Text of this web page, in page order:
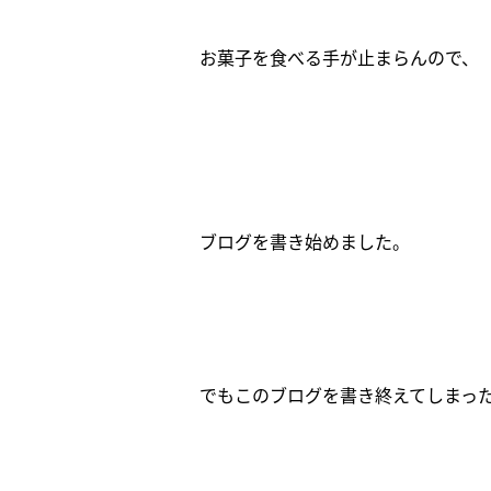
お菓子を食べる手が止まらんので、
ブログを書き始めました。
でもこのブログを書き終えてしまっ